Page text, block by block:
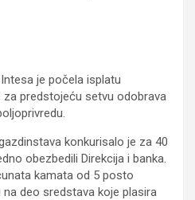
je počela isplatu
za predstojeću setvu odobrava
konkurisalo je za 40
obezbedili Direkcija i banka.
kamata od 5 posto
deo sredstava koje plasira